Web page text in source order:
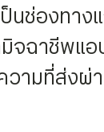
ป็นช่องทา
จฉาชีพแอ
วามที่ส่งผ่